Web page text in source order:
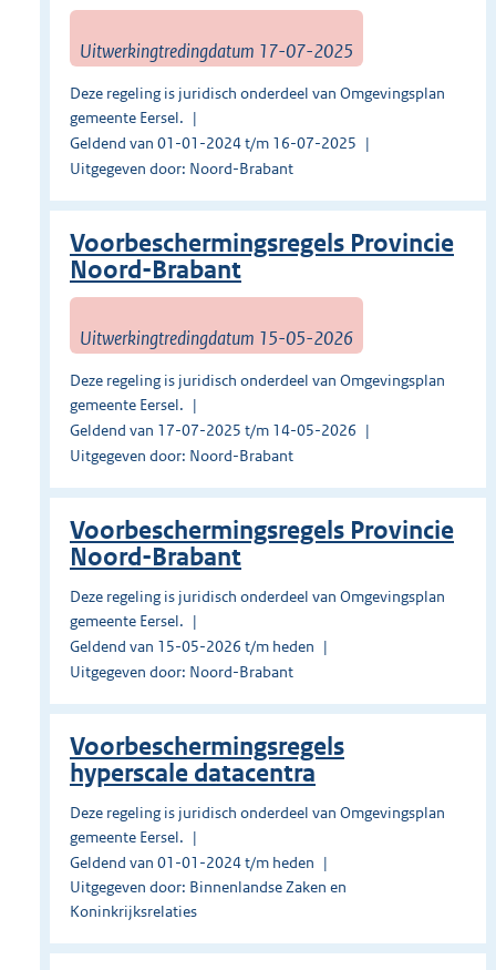
Uitwerkingtredingdatum 17-07-2025
Deze regeling is juridisch onderdeel van Omgevingsplan
gemeente Eersel.
Geldend van 01-01-2024 t/m 16-07-2025
Uitgegeven door: Noord-Brabant
Voorbeschermingsregels Provincie
Noord-Brabant
Uitwerkingtredingdatum 15-05-2026
Deze regeling is juridisch onderdeel van Omgevingsplan
gemeente Eersel.
Geldend van 17-07-2025 t/m 14-05-2026
Uitgegeven door: Noord-Brabant
Voorbeschermingsregels Provincie
Noord-Brabant
Deze regeling is juridisch onderdeel van Omgevingsplan
gemeente Eersel.
Geldend van 15-05-2026 t/m heden
Uitgegeven door: Noord-Brabant
Voorbeschermingsregels
hyperscale datacentra
Deze regeling is juridisch onderdeel van Omgevingsplan
gemeente Eersel.
Geldend van 01-01-2024 t/m heden
Uitgegeven door: Binnenlandse Zaken en
Koninkrijksrelaties